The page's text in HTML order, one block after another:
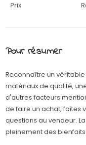
Prix
Pour résumer
Reconnaître un
matériaux de qualité,
d'autres facteurs
de faire un achat, faites
questions au vendeur.
pleinement des